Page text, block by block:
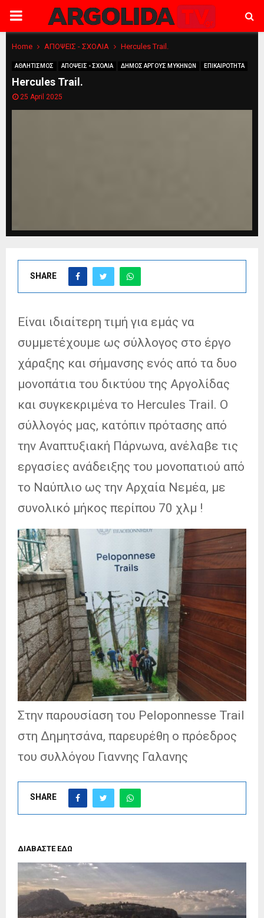
PRIMARY
MENU
Home ΑΠΟΨΕΙΣ - ΣΧΟΛΙΑ Hercules Trail.
ΑΘΛΗΤΙΣΜΟΣ ΑΠΟΨΕΙΣ - ΣΧΟΛΙΑ ΔΗΜΟΣ ΑΡΓΟΥΣ ΜΥΚΗΝΩΝ ΕΠΙΚΑΙΡΟΤΗΤΑ
Hercules Trail.
25 April 2025
SHARE
Είναι ιδιαίτερη τιμή για εμάς να
συμμετέχουμε ως σύλλογος στο έργο
χάραξης και σήμανσης ενός από τα δυο
μονοπάτια του δικτύου της Αργολίδας
και συγκεκριμένα το Hercules Trail. Ο
σύλλογός μας, κατόπιν πρότασης από
την Αναπτυξιακή Πάρνωνα, ανέλαβε τις
εργασίες ανάδειξης του μονοπατιού από
το Ναύπλιο ως την Αρχαία Νεμέα, με
συνολικό μήκος περίπου 70 χλμ !
Στην παρουσίαση του Peloponnesse Trail
στη Δημητσάνα, παρευρέθη ο πρόεδρος
του συλλόγου Γιαννης Γαλανης
SHARE
ΔΙΑΒΑΣΤΕ ΕΔΩ